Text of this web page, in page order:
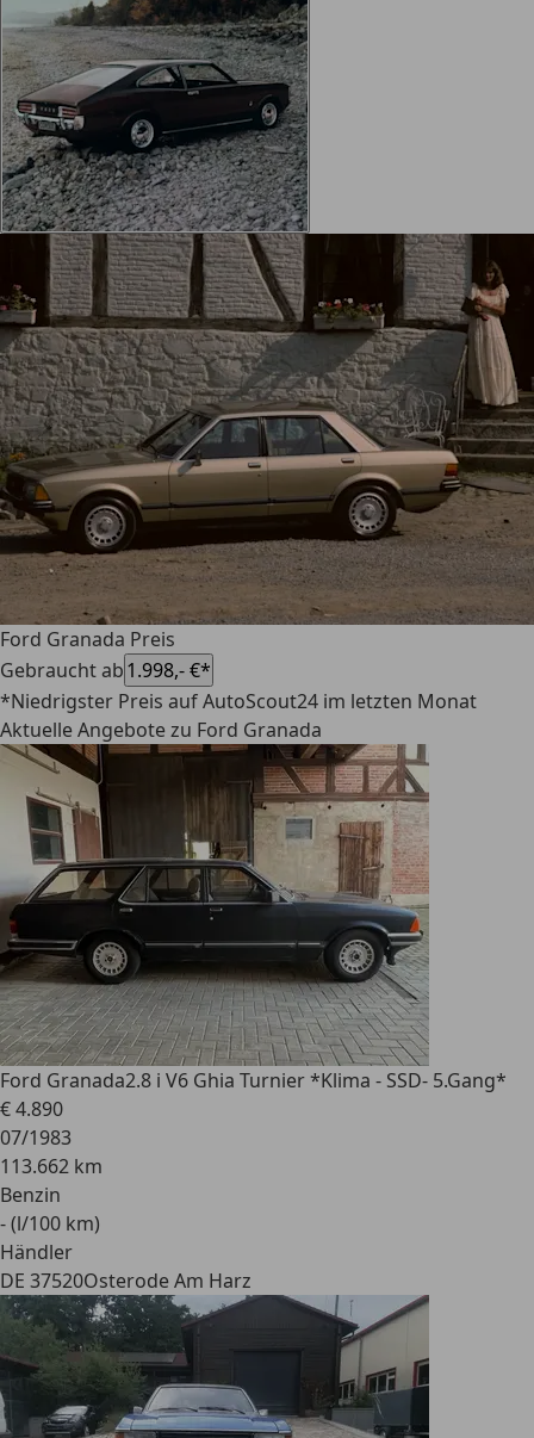
Ford Granada Preis
Gebraucht ab1.998,- €*
*Niedrigster Preis auf AutoScout24 im letzten Monat
Aktuelle Angebote zu Ford Granada
Ford Granada2.8 i V6 Ghia Turnier *Klima - SSD- 5.Gang*
€ 4.890
07/1983
113.662 km
Benzin
- (l/100 km)
Händler
DE 37520Osterode Am Harz